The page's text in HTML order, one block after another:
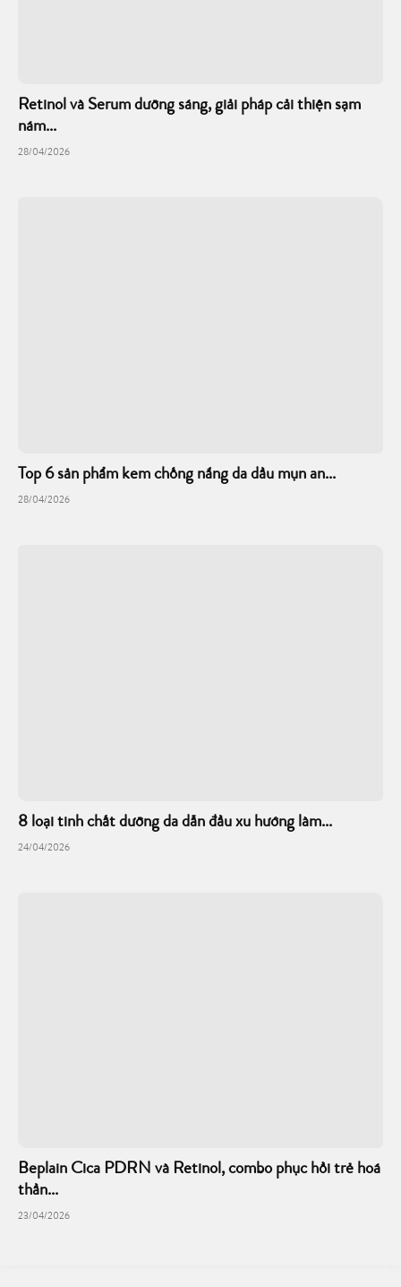
Retinol và Serum dưỡng sáng, giải pháp cải thiện sạm
nám...
28/04/2026
Top 6 sản phẩm kem chống nắng da dầu mụn an...
28/04/2026
8 loại tinh chất dưỡng da dẫn đầu xu hướng làm...
24/04/2026
Beplain Cica PDRN và Retinol, combo phục hồi trẻ hoá
thần...
23/04/2026